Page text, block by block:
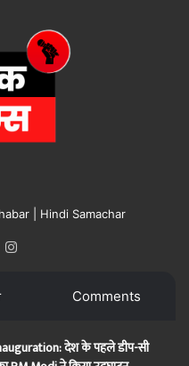
| Hindi Samachar
Instagram
Comments
देश के पहले डीप-सी